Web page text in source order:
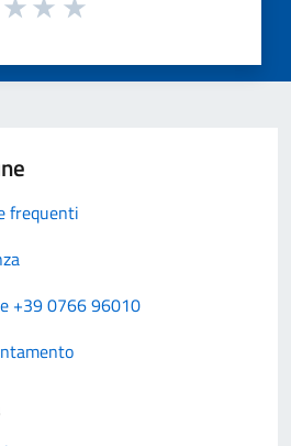
frequenti
+39 0766 96010